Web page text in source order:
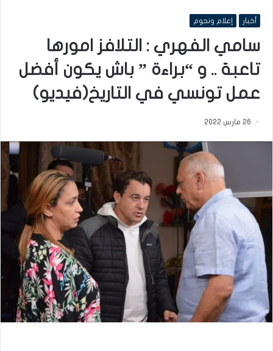
أخبار إعلام ونجوم
سامي الفهري : التلافز امورها
تاعبة .. و “براءة ” باش يكون أفضل
عمل تونسي في التاريخ(فيديو)
26 مارس 2022